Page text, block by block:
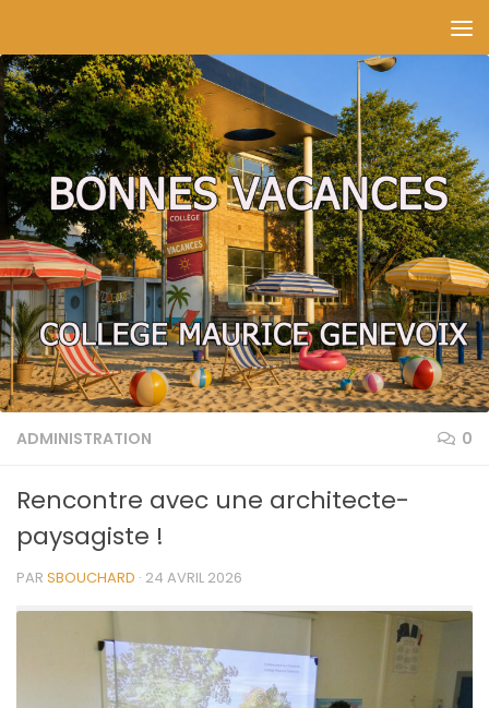
ADMINISTRATION 0
Rencontre avec une architecte-
paysagiste !
PAR SBOUCHARD · 24 AVRIL 2026